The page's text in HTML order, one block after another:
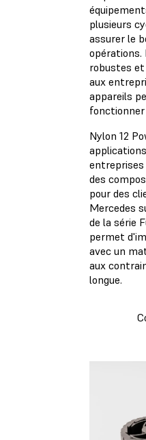
plusieurs
assurer le
opérations.
robustes
aux
appareils
Nylon 12
entreprises
des
pour des
Mercedes
de la série
permet
avec un
aux
longue.